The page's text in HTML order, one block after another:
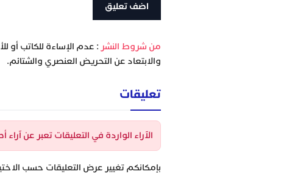
‫من شروط النشر : عدم الإساءة للكاتب أو
والابتعاد عن التحريض العنصري والشتائم.
تعليقات
الآراء الواردة في التعليقات تعبر عن
بإمكانكم تغيير عرض التعليقات حسب